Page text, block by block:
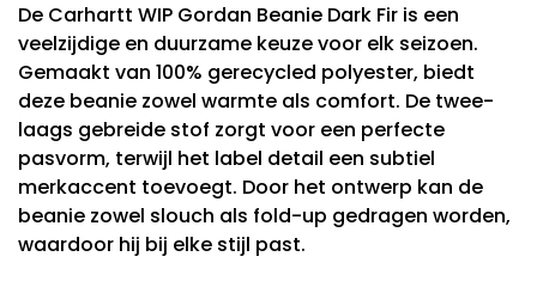
De Carhartt WIP Gordan Beanie Dark Fir is een
veelzijdige en duurzame keuze voor elk seizoen.
Gemaakt van 100% gerecycled polyester, biedt
deze beanie zowel warmte als comfort. De twee-
laags gebreide stof zorgt voor een perfecte
pasvorm, terwijl het label detail een subtiel
merkaccent toevoegt. Door het ontwerp kan de
beanie zowel slouch als fold-up gedragen worden,
waardoor hij bij elke stijl past.